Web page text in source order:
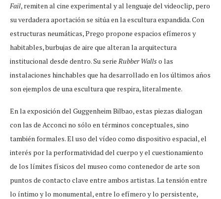
Fail, remiten al cine experimental y al lenguaje del videoclip, pero
su verdadera aportación se sitúa en la escultura expandida. Con
estructuras neumáticas, Prego propone espacios efímeros y
habitables, burbujas de aire que alteran la arquitectura
institucional desde dentro. Su serie Rubber Wallso las
instalaciones hinchables que ha desarrollado en los últimos años
son ejemplos de una escultura que respira, literalmente.
En la exposición del Guggenheim Bilbao, estas piezas dialogan
con las de Acconci no sólo en términos conceptuales, sino
también formales. El uso del vídeo como dispositivo espacial, el
interés por la performatividad del cuerpo y el cuestionamiento
de los límites físicos del museo como contenedor de arte son
puntos de contacto clave entre ambos artistas. La tensión entre
lo íntimo y lo monumental, entre lo efímero y lo persistente,